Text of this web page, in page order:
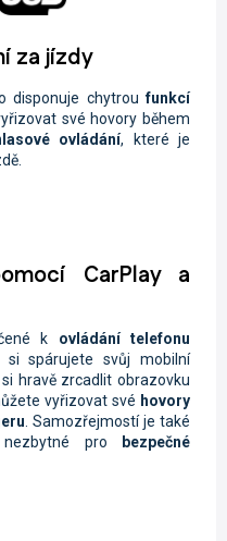
za jízdy
disponuje chytroufunkcí
své hovory během
ovládání, které je
CarPlay a
k ovládání telefonu
si spárujete svůj mobilní
hravě zrcadlit obrazovku
vyřizovat své hovory
. Samozřejmostí je také
pro
bezpečné